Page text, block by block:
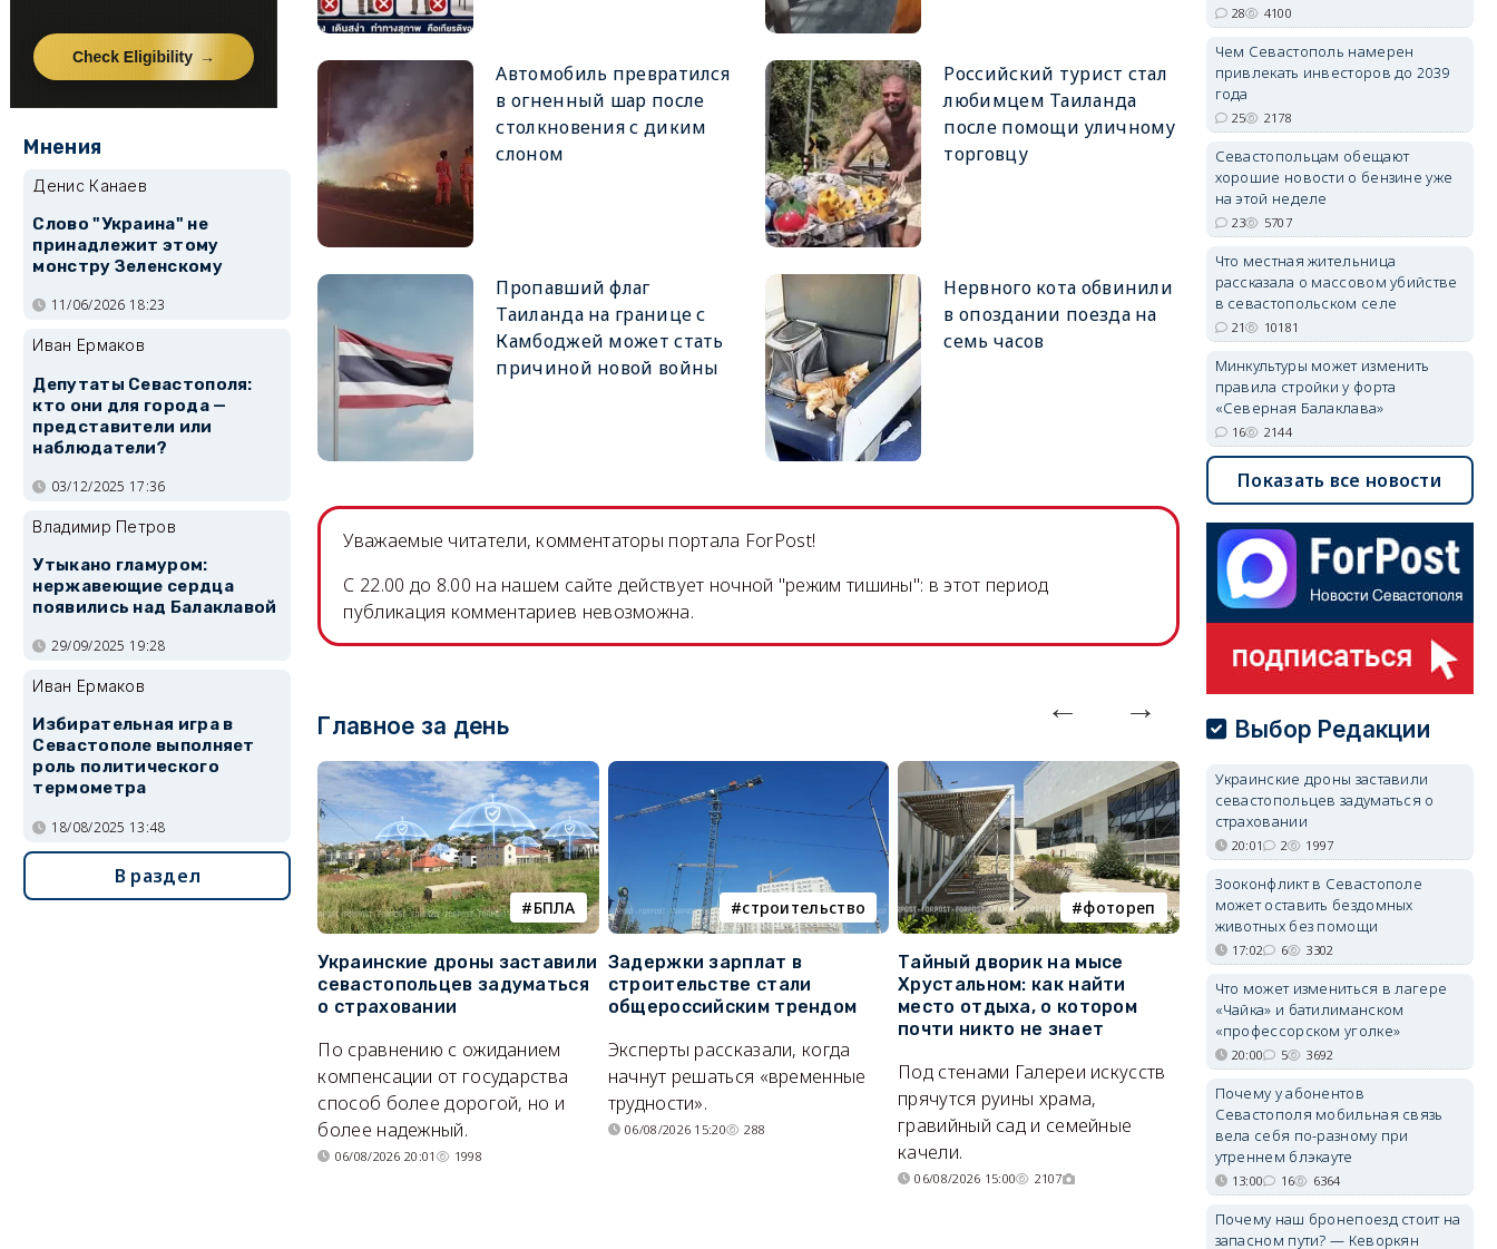
Автомобиль превратился
в огненный шар после
столкновения с диким
слоном
Российский турист стал
любимцем Таиланда
после помощи уличному
торговцу
Пропавший флаг
Таиланда на границе с
Камбоджей может стать
причиной новой войны
Нервного кота обвинили
в опоздании поезда на
семь часов
Уважаемые читатели, комментаторы портала ForPost!
C 22.00 до 8.00 на нашем сайте действует ночной "режим тишины": в этот период
публикация комментариев невозможна.
Главное за день
БПЛА
Украинские дроны заставили
севастопольцев задуматься
о страховании
По сравнению с ожиданием
компенсации от государства
способ более дорогой, но и
более надежный.
06/08/2026 20:01 1998
строительство
Задержки зарплат в
строительстве стали
общероссийским трендом
Эксперты рассказали, когда
начнут решаться «временные
трудности».
06/08/2026 15:20 288
фотореп
Тайный дворик на мысе
Хрустальном: как найти
место отдыха, о котором
почти никто не знает
Под стенами Галереи искусств
прячутся руины храма,
гравийный сад и семейные
качели.
06/08/2026 15:00 2107
работа
Где в Севастополе можно
заработать 100 тысяч в
месяц
А где — несоизмеримо меньше.
Мнения
Денис Канаев
Слово "Украина" не
принадлежит этому
монстру Зеленскому
11/06/2026 18:23
Иван Ермаков
Депутаты Севастополя:
кто они для города —
представители или
наблюдатели?
03/12/2025 17:36
Владимир Петров
Утыкано гламуром:
нержавеющие сердца
появились над Балаклавой
29/09/2025 19:28
Иван Ермаков
Избирательная игра в
Севастополе выполняет
роль политического
термометра
18/08/2025 13:48
В раздел
28 4100
Чем Севастополь намерен
привлекать инвесторов до 2039
года
25 2178
Севастопольцам обещают
хорошие новости о бензине уже
на этой неделе
23 5707
Что местная жительница
рассказала о массовом убийстве
в севастопольском селе
21 10181
Минкультуры может изменить
правила стройки у форта
«Северная Балаклава»
16 2144
Показать все новости
Выбор Редакции
Украинские дроны заставили
севастопольцев задуматься о
страховании
20:01 2 1997
Зооконфликт в Севастополе
может оставить бездомных
животных без помощи
17:02 6 3302
Что может измениться в лагере
«Чайка» и батилиманском
«профессорском уголке»
20:00 5 3692
Почему у абонентов
Севастополя мобильная связь
вела себя по-разному при
утреннем блэкауте
13:00 16 6364
Почему наш бронепоезд стоит на
запасном пути? — Кеворкян